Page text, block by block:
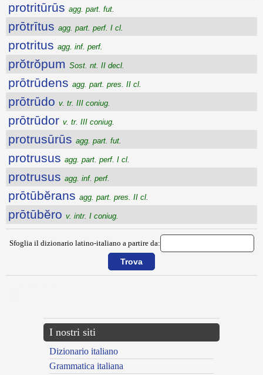
protritūrūs agg. part. fut.
prōtrītus agg. part. perf. I cl.
protritus agg. inf. perf.
prŏtrŏpum Sost. nt. II decl.
prōtrūdens agg. part. pres. II cl.
prōtrūdo v. tr. III coniug.
prōtrūdor v. tr. III coniug.
protrusūrūs agg. part. fut.
protrusus agg. part. perf. I cl.
protrusus agg. inf. perf.
prōtūbĕrans agg. part. pres. II cl.
prōtūbĕro v. intr. I coniug.
Sfoglia il dizionario latino-italiano a partire da:
I nostri siti
Dizionario italiano
Grammatica italiana